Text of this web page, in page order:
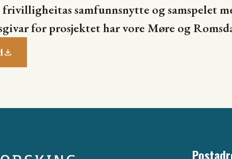
frivilligheitas samfunnsnytte og samspelet
for prosjektet har vore Møre og